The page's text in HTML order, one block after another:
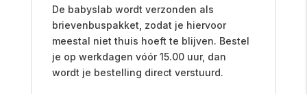
De babyslab wordt verzonden als
brievenbuspakket, zodat je hiervoor
meestal niet thuis hoeft te blijven. Bestel
je op werkdagen vóór 15.00 uur, dan
wordt je bestelling direct verstuurd.